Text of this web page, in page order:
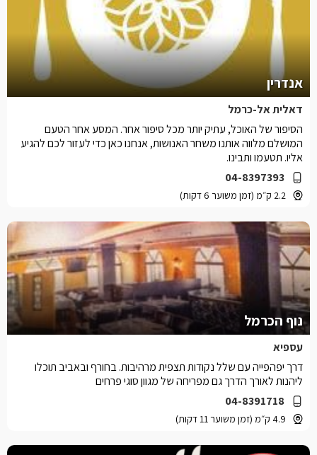
אנדרין
דאלית אל-כרמל
04-8397393
2.2 ק״מ (זמן משוער 6 דקות)
הסיפור של האוכל, עתיק יותר מכל סיפור אחר. המסע אחר הטעם
המושלם מלווה אותנו משחר האנושות, אנחנו כאן כדי לעזור לכם להגיע
אליו. תטעמו ותבינו.
נוף הכרמל
עספיא
04-8391718
4.9 ק״מ (זמן משוער 11 דקות)
דרך יפהפייה עם שלל נקודות תצפית מרהיבות. בחורף ובאביב תוכלו
ליהנות לאורך הדרך גם מפריחה של מגוון סוגי פרחים